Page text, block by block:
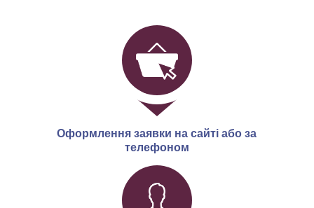
Оформлення заявки на сайті або за
телефоном